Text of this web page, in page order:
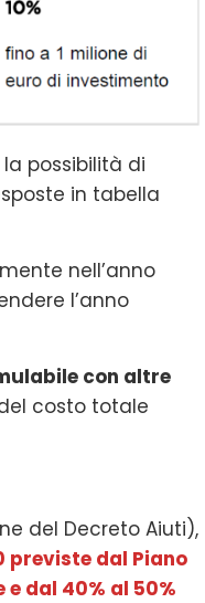
possibilità di
in tabella
nell’anno
l’anno
con altre
costo totale
del Decreto Aiuti),
previste dal Piano
e dal 40% al 50%